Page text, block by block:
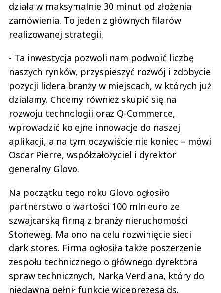
działa w maksymalnie 30 minut od złożenia
zamówienia. To jeden z głównych filarów
realizowanej strategii.
- Ta inwestycja pozwoli nam podwoić liczbę
naszych rynków, przyspieszyć rozwój i zdobycie
pozycji lidera branży w miejscach, w których już
działamy. Chcemy również skupić się na
rozwoju technologii oraz Q-Commerce,
wprowadzić kolejne innowacje do naszej
aplikacji, a na tym oczywiście nie koniec – mówi
Oscar Pierre, współzałożyciel i dyrektor
generalny Glovo.
Na początku tego roku Glovo ogłosiło
partnerstwo o wartości 100 mln euro ze
szwajcarską firmą z branży nieruchomości
Stoneweg. Ma ono na celu rozwinięcie sieci
dark stores. Firma ogłosiła także poszerzenie
zespołu technicznego o głównego dyrektora
spraw technicznych, Narka Verdiana, który do
niedawna pełnił funkcję wiceprezesa ds.